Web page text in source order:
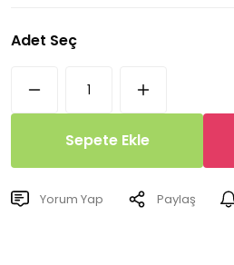
Adet Seç
Sepete Ekle
Yorum Yap Paylaş